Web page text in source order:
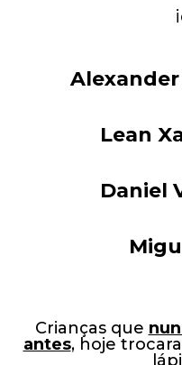
Alexander
Lean
Daniel
Crianças que
antes, hoje